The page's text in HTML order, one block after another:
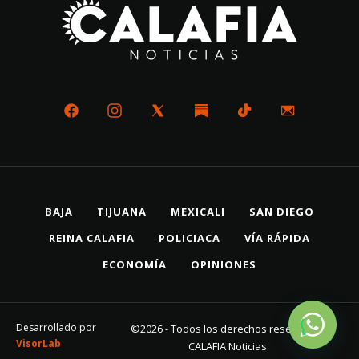
BAJA TIJUANA MEXICALI
SAN DIEGO
REINA CALAFIA
POLICIACA
VÍA RÁPIDA
ECONOMÍA
OPINIONES
Desarrollado por
VisorLab
©2026 - Todos los derechos reservados
CALAFIA Noticias.